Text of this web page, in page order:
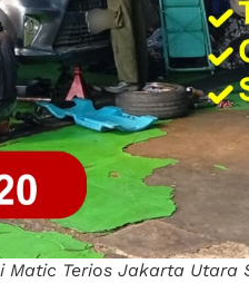
Matic Terios Jakarta Utara